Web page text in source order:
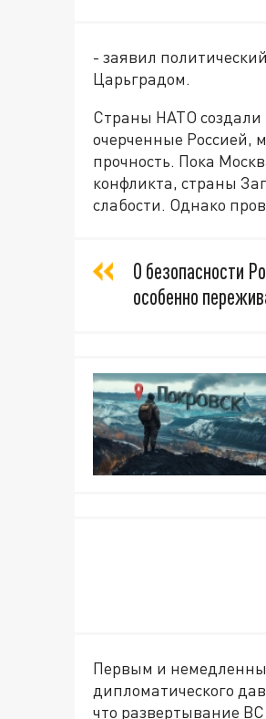
- заявил
Царьградом.
Страны НАТО создали
очерченные Россией,
прочность. Пока
конфликта, страны
слабости. Однако
О безопасности
особенно
Первым и
дипломатического
что развертывание